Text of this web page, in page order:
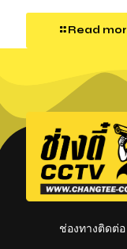
Read
ช่องทางติดต่อ